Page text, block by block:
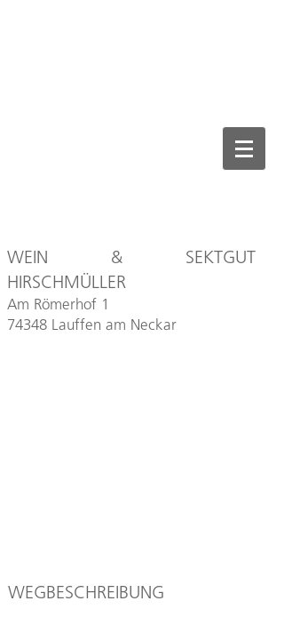
WEIN & SEKTGUT
HIRSCHMÜLLER
Am Römerhof 1
74348 Lauffen am Neckar
WEGBESCHREIBUNG